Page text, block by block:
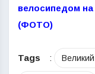
велосипедом на
(ФОТО)
Tags : Великий